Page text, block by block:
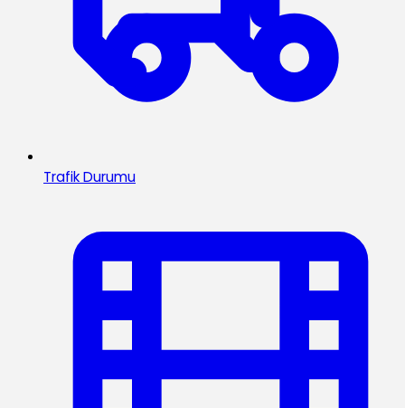
Trafik Durumu